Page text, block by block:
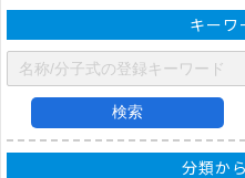
キーワ
検索
分類か